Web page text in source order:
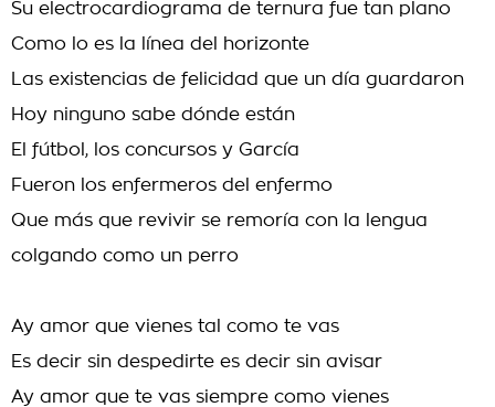
Su electrocardiograma de ternura fue tan plano
Como lo es la línea del horizonte
Las existencias de felicidad que un día guardaron
Hoy ninguno sabe dónde están
El fútbol, los concursos y García
Fueron los enfermeros del enfermo
Que más que revivir se remoría con la lengua
colgando como un perro
Ay amor que vienes tal como te vas
Es decir sin despedirte es decir sin avisar
Ay amor que te vas siempre como vienes